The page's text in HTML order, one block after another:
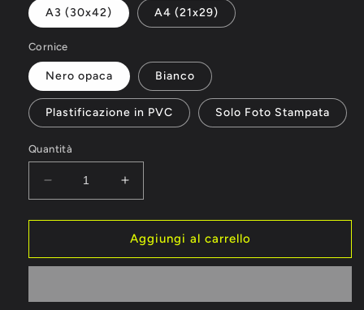
A3 (30x42) A4 (21x29)
Cornice
Nero opaca Bianco
Plastificazione in PVC Solo Foto Stampata
Quantità
Diminuisci
quantità
per
-
Travel
Aumenta
quantità
per
Santorini
-
Travel
Aggiungi al carrello